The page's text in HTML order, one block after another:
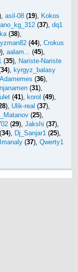
asil-08 (19), Kokos
(37), dq1
(38),
(44), Crokus
), aalam... (45),
(35), Nariste-Nariste
34), kyrgyz_balasy
Adamemes (36),
(31),
(41), korol (49),
), Ulik-real (37),
(25),
(29), Jakshi (37),
(34), Dj_Sanjar1 (25),
Imanaly (37), Qwerty1